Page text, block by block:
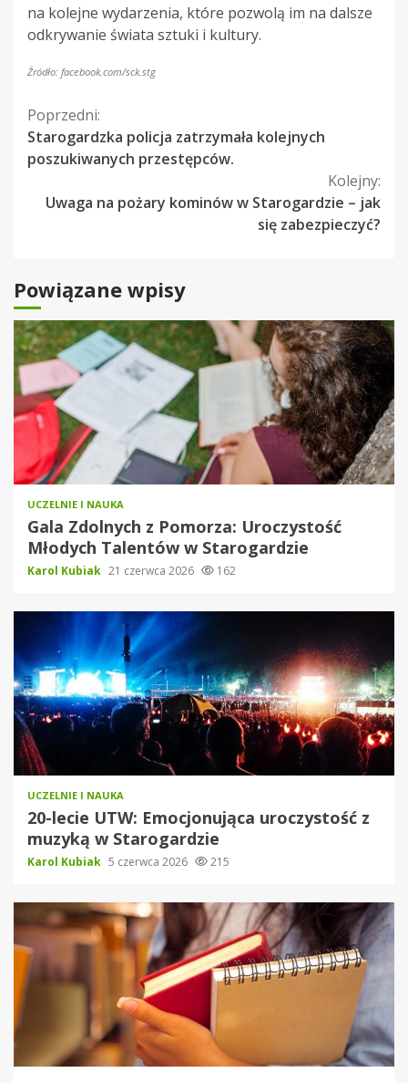
na kolejne wydarzenia, które pozwolą im na dalsze
odkrywanie świata sztuki i kultury.
Źródło: facebook.com/sck.stg
Kontynuuj
czytanie
Poprzedni:
Starogardzka policja zatrzymała kolejnych
poszukiwanych przestępców.
Kolejny:
Uwaga na pożary kominów w Starogardzie – jak
się zabezpieczyć?
Powiązane wpisy
UCZELNIE I NAUKA
Gala Zdolnych z Pomorza: Uroczystość
Młodych Talentów w Starogardzie
Karol Kubiak 21 czerwca 2026 162
UCZELNIE I NAUKA
20-lecie UTW: Emocjonująca uroczystość z
muzyką w Starogardzie
Karol Kubiak 5 czerwca 2026 215